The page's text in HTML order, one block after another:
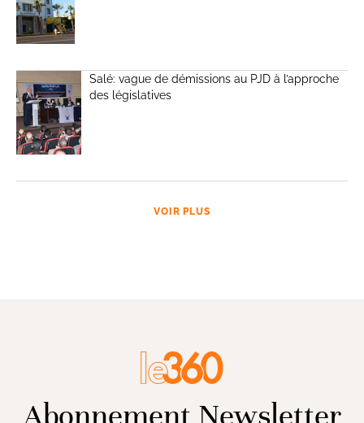
Salé: vague de démissions au PJD à l’approche
des législatives
VOIR PLUS